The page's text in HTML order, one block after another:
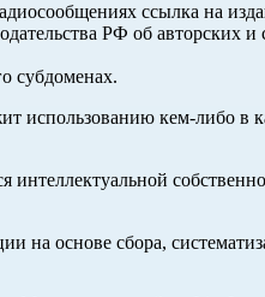
ссылка на
РФ об авторских
субдоменах.
использованию кем-либо
основе сбора,